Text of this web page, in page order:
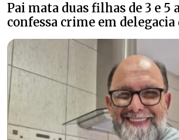
Pai mata duas filhas de 3 e 5
confessa crime em delegacia